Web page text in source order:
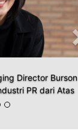
Director Burson
PR dari Atas